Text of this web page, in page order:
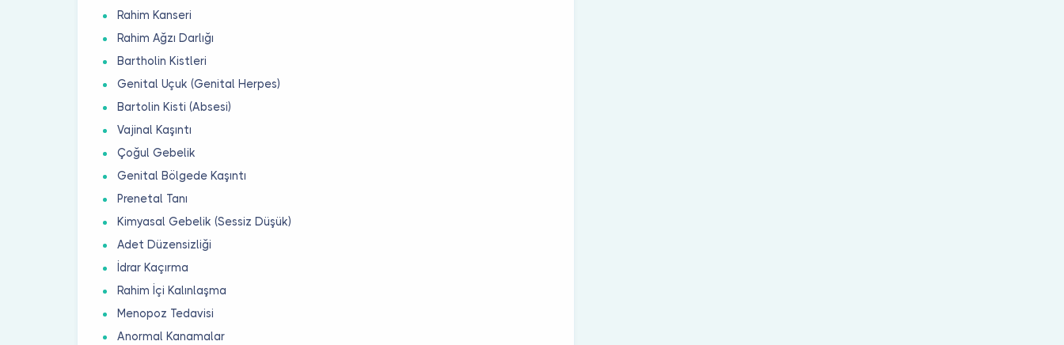
Rahim Kanseri
Rahim Ağzı Darlığı
Bartholin Kistleri
Genital Uçuk (Genital Herpes)
Bartolin Kisti (Absesi)
Vajinal Kaşıntı
Çoğul Gebelik
Genital Bölgede Kaşıntı
Prenetal Tanı
Kimyasal Gebelik (Sessiz Düşük)
Adet Düzensizliği
İdrar Kaçırma
Rahim İçi Kalınlaşma
Menopoz Tedavisi
Anormal Kanamalar